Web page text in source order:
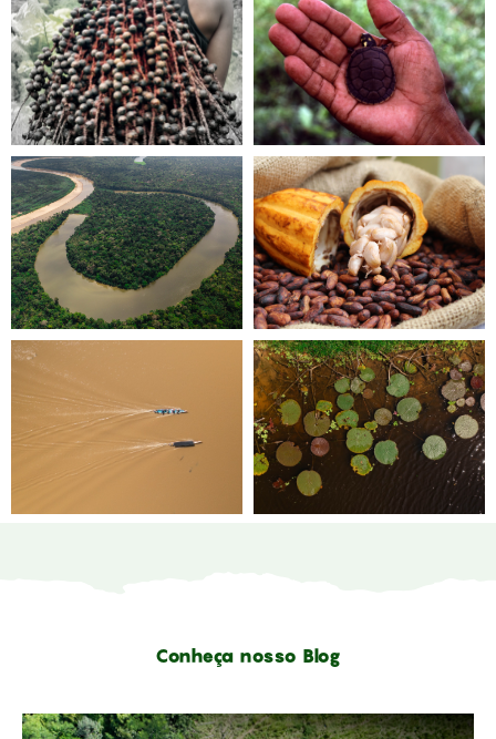
Conheça nosso Blog